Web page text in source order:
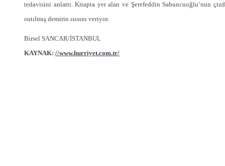
tedavisini anlattı. Kitapta yer alan ve Şerefeddin Sabuncuoğlu’nun
ısıtılmış demirin ısısını veriyor.
Birsel SANCAR/İSTANBUL
KAYNAK: //www.hurriyet.com.tr/